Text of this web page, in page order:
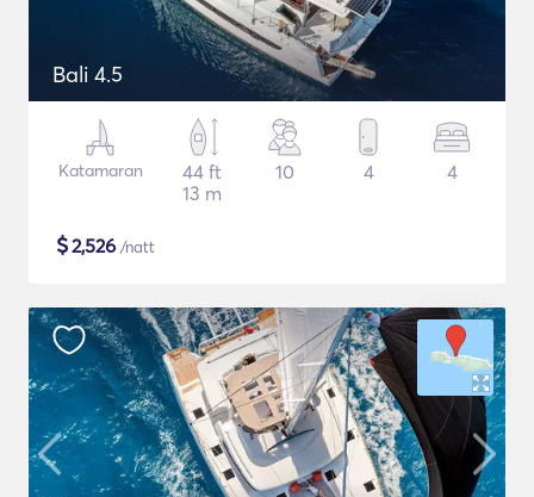
Bali 4.5
Katamaran
44 ft
13 m
10 4 4
$2,526 /natt